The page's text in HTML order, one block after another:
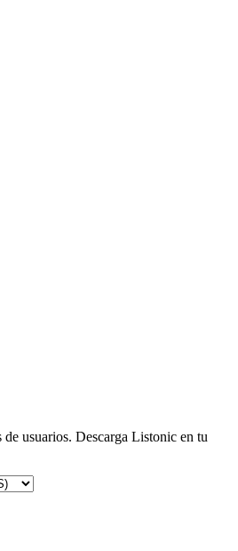
usuarios. Descarga Listonic en tu